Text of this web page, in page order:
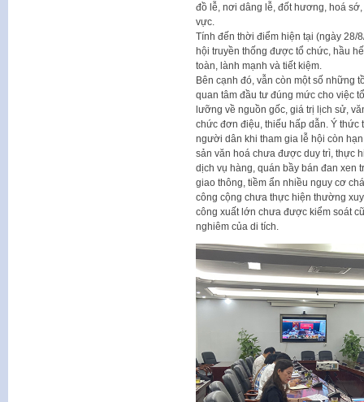
đồ lễ, nơi dâng lễ, đốt hương, hoá
vực.
Tính đến thời điểm hiện tại (ngày 28/
hội truyền thống được tổ chức, hầu
toàn, lành mạnh và tiết kiệm.
Bên cạnh đó, vẫn còn một số những
quan tâm đầu tư đúng mức cho việc
lưỡng về nguồn gốc, giá trị lịch sử,
chức đơn điệu, thiếu hấp dẫn. Ý
người dân khi tham gia lễ hội còn
sản văn hoá chưa được duy trì, thực
dịch vụ hàng, quán bầy bán đan xen
giao thông, tiềm ẩn nhiều nguy cơ
công cộng chưa thực hiện thường
công xuất lớn chưa được kiểm soát
nghiêm của di tích.